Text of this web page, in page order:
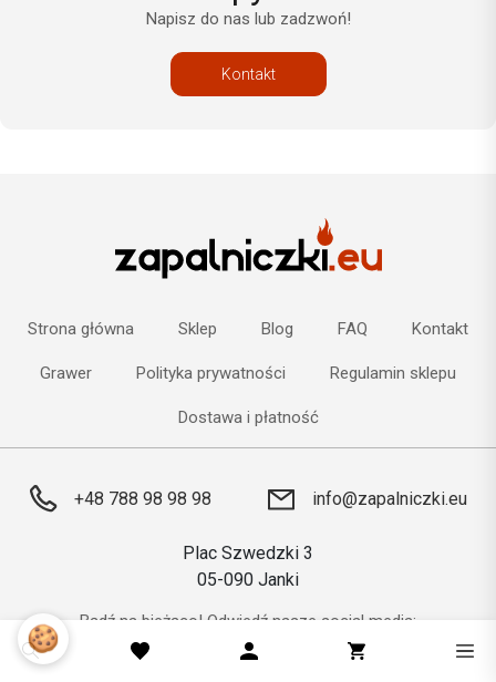
Napisz do nas lub zadzwoń!
Kontakt
Strona główna Sklep Blog FAQ Kontakt
Grawer Polityka prywatności Regulamin sklepu
Dostawa i płatność
+48 788 98 98 98 info@zapalniczki.eu
Plac Szwedzki 3
05-090 Janki
Bądź na bieżąco! Odwiedź nasze social media:
Facebook Instagram
🍪